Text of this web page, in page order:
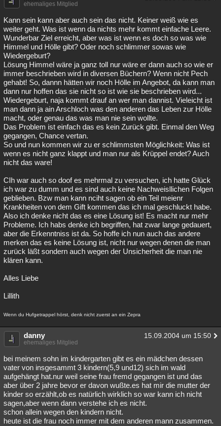
ehemaliges Mitglied
Kann sein kann aber auch sein das nicht. Keiner weiß wie es
weiter geht. Was ist wenn da nichts mehr kommt einfache Leere.
Wunderbar Ziel erreicht, aber was ist wenn es doch so was wie
Himmel und Hölle gibt? Oder noch schlimmer sowas wie
Wiedergeburt?
Lösung Himmel wäre ja ganz toll nur wäre er dann auch so wie er
immer beschrieben wird in diversen Büchern? Wenn nicht Pech
gehabt! So, dannn hätten wir noch Hölle im Angebot, da kann man
dann nur hoffen das sie nicht so ist wie sie beschrieben wird...
Wiedergeburt, naja kommt drauf an wer man dannist. Vieleicht ist
man dann ja ain Arschloch was den anderen das Leben zur Hölle
macht, oder genau das was man nie sein wollte.
Das Problem ist einfach das es kein Zurück gibt. Einmal den Weg
gegangen, Chance vertan.
So und nun kommen wir zu er schlimmsten Möglichkeit: Was ist
wenn es nicht ganz klappt und man nur als Krüppel endet? Auch
nicht das ware!
CIh war auch so doof es mehrmal zu versuchen, ich hatte Glück
ich war zu dumm und es sind auch keine Nachweisllichen Folgen
geblieben. Bzw man kann nciht sagen ob ein Teil meienr
Krankheiten von dem Gift kommen das ich mal geschluckt habe.
Also ich denke nicht das es eine Lösung ist! Es macht nur mehr
Probleme. Ich habs denke ich begriffen, hat zwar lange gedauert,
aber die Erkenntniss ist da. So hoffe ich nun auch das andere
merken das es keine Lösung ist, nicht nur wegen denen die man
zurück läßt sondern auch wegen der Unsicherheit die man nie
klären kann.
Alles Liebe
Lillith
Wenn du Hufgetrappel hörst, denk nicht zuerst an ein Zepra
danny 15.09.2004 um 15:50
ehemaliges Mitglied
bei meinem sohn im kindergarten gibt es ein mädchen dessen
vater von insgesammt 3 kindern(5,9 und12) sich im wald
aufgehängt hat.nur weil seine frau fremd gegangen ist und das
aber über 2 jahre bevor er davon wußte.es hat mir die mutter der
kinder so erzählt,ob es natürlich wirklich so war kann ich nicht
sagen,aber wenn dann verstehe ich es nicht.
schon allein wegen den kindern nicht.
heute ist die frau noch immer mit dem anderen mann zusammen.